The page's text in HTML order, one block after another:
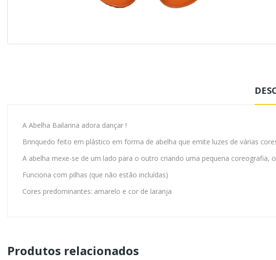
A Abelha Bailarina adora dançar !
Brinquedo feito em plástico em forma de abelha que emite luzes de várias
A abelha mexe-se de um lado para o outro criando uma pequena
Funciona com pilhas (que não estão incluídas)
Cores predominantes: amarelo e cor de laranja
Produtos relacionados